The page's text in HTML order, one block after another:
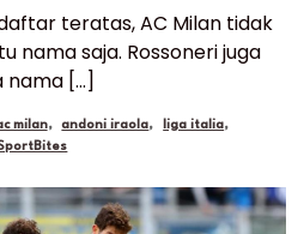
teratas, AC Milan tidak
nama saja. Rossoneri juga
nama […]
milan, andoni iraola, liga italia,